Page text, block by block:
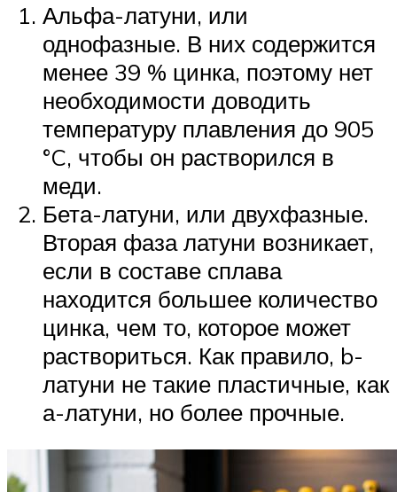
Альфа-латуни, или
однофазные. В них содержится
менее 39 % цинка, поэтому нет
необходимости доводить
температуру плавления до 905
°C, чтобы он растворился в
меди.
Бета-латуни, или двухфазные.
Вторая фаза латуни возникает,
если в составе сплава
находится большее количество
цинка, чем то, которое может
раствориться. Как правило, b-
латуни не такие пластичные, как
а-латуни, но более прочные.